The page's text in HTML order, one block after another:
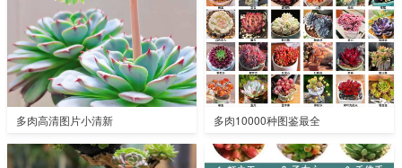
多肉高清图片小清新 多肉10000种图鉴最全